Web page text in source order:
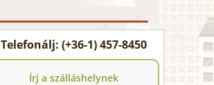
Telefonálj: (+36-1) 457-8450
Írj a szálláshelynek